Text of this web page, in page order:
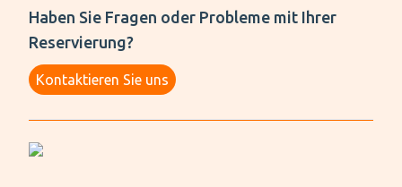
Haben Sie Fragen oder Probleme mit Ihrer
Reservierung?
Kontaktieren Sie uns